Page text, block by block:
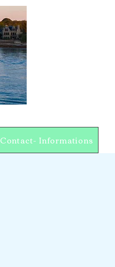
Contact- Informations